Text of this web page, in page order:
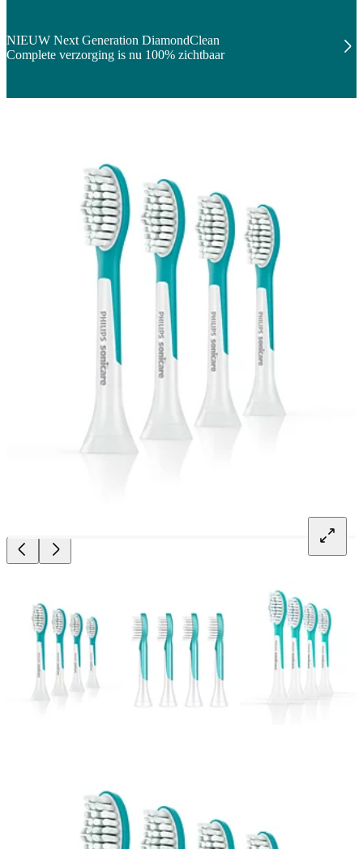
NIEUW Next Generation DiamondClean
Complete verzorging is nu 100% zichtbaar